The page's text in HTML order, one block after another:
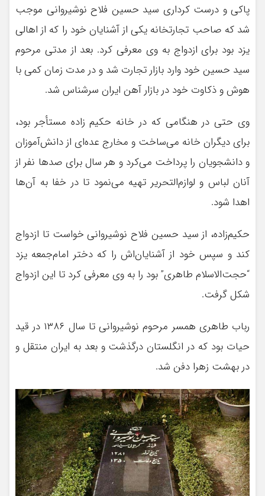
پاکی و درست کرداری سید حسین فلاح نوشیروانی موجب
شد که صاحب تجارتخانه یکی از آشنایان خود را که از اهالی
یزد بود برای ازدواج به وی معرفی کرد. بعد از مدتی مرحوم
سید حسین خود وارد بازار تجارت شد و در مدت زمان کمی با
هوش و ذکاوت خود در بازار آهن ایران سرشناس شد.
وی حتی در هنگامی که در خانه حکیم زاده مستأجر بود،
برای دیگران خانه می‌ساخت و مخارج عده‌ای از دانش‌آموزان
و دانشجویان را پرداخت می‌کرد و هر سال برای صدها نفر از
آنان لباس و لوازم‌التحریر تهیه می‌نمود تا در خفا به آن‌ها
اهدا شود.
حکیم‌زاده، از سید حسین فلاح نوشیروانی خواست تا ازدواج
کند و سپس خود از آشنایان‌اش را که دختر امام‌جمعه یزد
“حجت‌الاسلام طاهری” بود را به وی معرفی کرد تا این ازدواج
شکل گرفت.
رباب طاهری همسر مرحوم نوشیروانی تا سال ۱۳۸۶ در قید
حیات بود که در انگلستان درگذشت و بعد به ایران منتقل و
در بهشت زهرا دفن شد.